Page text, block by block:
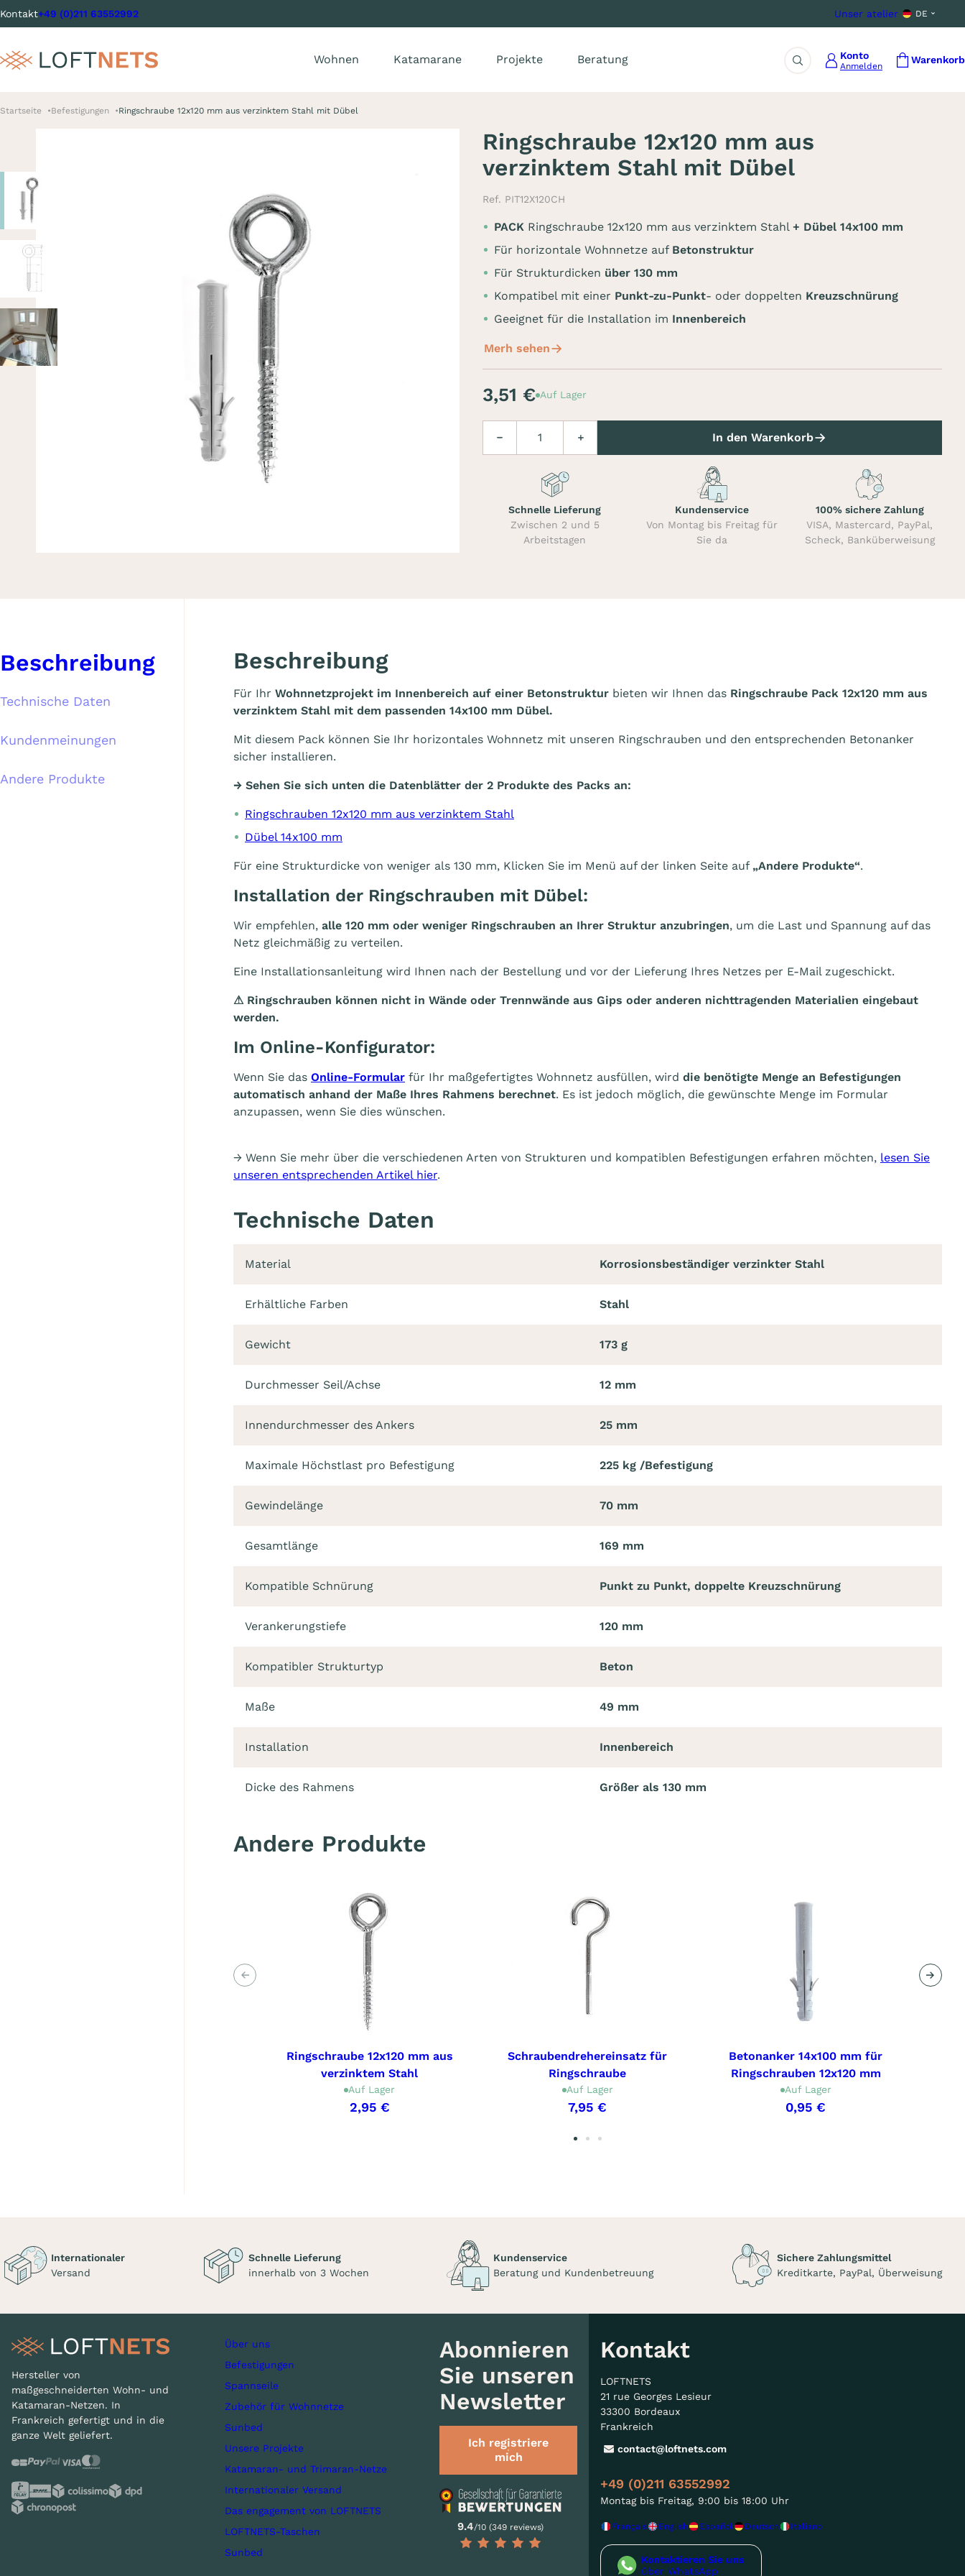
Kontakt+49 (0)211 63552992 Unser atelier DE
Wohnen Katamarane Projekte Beratung
Suche
Konto
Anmelden
Warenkorb
Startseite Befestigungen Ringschraube 12x120 mm aus verzinktem Stahl mit Dübel
Ringschraube 12x120 mm aus
verzinktem Stahl mit Dübel
Ref. PIT12X120CH
PACK Ringschraube 12x120 mm aus verzinktem Stahl + Dübel 14x100 mm
Für horizontale Wohnnetze auf Betonstruktur
Für Strukturdicken über 130 mm
Kompatibel mit einer Punkt-zu-Punkt- oder doppelten Kreuzschnürung
Geeignet für die Installation im Innenbereich
Merh sehen
3,51 € Auf Lager
In den Warenkorb
Schnelle Lieferung
Zwischen 2 und 5
Arbeitstagen
Kundenservice
Von Montag bis Freitag für
Sie da
100% sichere Zahlung
VISA, Mastercard, PayPal,
Scheck, Banküberweisung
Beschreibung
Technische Daten
Kundenmeinungen
Andere Produkte
Beschreibung
Für Ihr Wohnnetzprojekt im Innenbereich auf einer Betonstruktur bieten wir Ihnen das Ringschraube Pack 12x120 mm aus
verzinktem Stahl mit dem passenden 14x100 mm Dübel.
Mit diesem Pack können Sie Ihr horizontales Wohnnetz mit unseren Ringschrauben und den entsprechenden Betonanker
sicher installieren.
→ Sehen Sie sich unten die Datenblätter der 2 Produkte des Packs an:
Ringschrauben 12x120 mm aus verzinktem Stahl
Dübel 14x100 mm
Für eine Strukturdicke von weniger als 130 mm, Klicken Sie im Menü auf der linken Seite auf „Andere Produkte“.
Installation der Ringschrauben mit Dübel:
Wir empfehlen, alle 120 mm oder weniger Ringschrauben an Ihrer Struktur anzubringen, um die Last und Spannung auf das
Netz gleichmäßig zu verteilen.
Eine Installationsanleitung wird Ihnen nach der Bestellung und vor der Lieferung Ihres Netzes per E-Mail zugeschickt.
⚠ Ringschrauben können nicht in Wände oder Trennwände aus Gips oder anderen nichttragenden Materialien eingebaut
werden.
Im Online-Konfigurator:
Wenn Sie das Online-Formular für Ihr maßgefertigtes Wohnnetz ausfüllen, wird die benötigte Menge an Befestigungen
automatisch anhand der Maße Ihres Rahmens berechnet. Es ist jedoch möglich, die gewünschte Menge im Formular
anzupassen, wenn Sie dies wünschen.
→ Wenn Sie mehr über die verschiedenen Arten von Strukturen und kompatiblen Befestigungen erfahren möchten, lesen Sie
unseren entsprechenden Artikel hier.
Technische Daten
Material Korrosionsbeständiger verzinkter Stahl
Erhältliche Farben Stahl
Gewicht 173 g
Durchmesser Seil/Achse 12 mm
Innendurchmesser des Ankers 25 mm
Maximale Höchstlast pro Befestigung 225 kg /Befestigung
Gewindelänge 70 mm
Gesamtlänge 169 mm
Kompatible Schnürung Punkt zu Punkt, doppelte Kreuzschnürung
Verankerungstiefe 120 mm
Kompatibler Strukturtyp Beton
Maße 49 mm
Installation Innenbereich
Dicke des Rahmens Größer als 130 mm
Andere Produkte
Ringschraube 12x120 mm aus
verzinktem Stahl
Auf Lager
2,95 €
Schraubendrehereinsatz für
Ringschraube
Auf Lager
7,95 €
Betonanker 14x100 mm für
Ringschrauben 12x120 mm
Auf Lager
0,95 €
Voriges
Internationaler
Versand
Schnelle Lieferung
innerhalb von 3 Wochen
Kundenservice
Beratung und Kundenbetreuung
Sichere Zahlungsmittel
Kreditkarte, PayPal, Überweisung
Hersteller von
maßgeschneiderten Wohn- und
Katamaran-Netzen. In
Frankreich gefertigt und in die
ganze Welt geliefert.
Über uns
Befestigungen
Spannseile
Zubehör für Wohnnetze
Sunbed
Unsere Projekte
Katamaran- und Trimaran-Netze
Internationaler Versand
Das engagement von LOFTNETS
LOFTNETS-Taschen
Sunbed
Abonnieren
Sie unseren
Newsletter
Ich registriere
mich
9.4/10 (349 reviews)
Kontakt
LOFTNETS
21 rue Georges Lesieur
33300 Bordeaux
Frankreich
contact@loftnets.com
+49 (0)211 63552992
Montag bis Freitag, 9:00 bis 18:00 Uhr
Français English Español Deutsch Italiano
Kontaktieren Sie uns
über WhatsApp